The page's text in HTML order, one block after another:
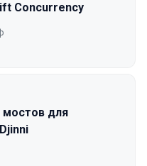
Concurrency
для